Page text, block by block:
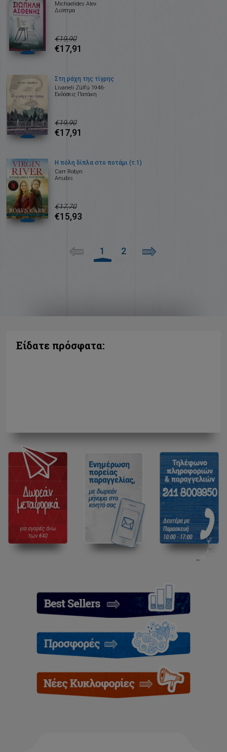
Michaelides Alex
Διόπτρα
€19,90
€17,91
Στη ράχη της τίγρης
Livaneli Zülfü 1946-
Εκδόσεις Πατάκη
€19,90
€17,91
Η πόλη δίπλα στο ποτάμι (τ.1)
Carr Robyn
Anubis
€17,70
€15,93
1 2
Είδατε πρόσφατα: